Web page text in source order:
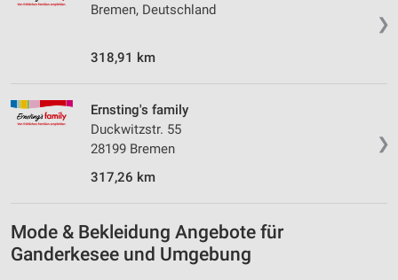
❯
Bremen, Deutschland
318,91 km
❯
Ernsting's family
Duckwitzstr. 55
28199 Bremen
317,26 km
Mode & Bekleidung Angebote für
Ganderkesee und Umgebung